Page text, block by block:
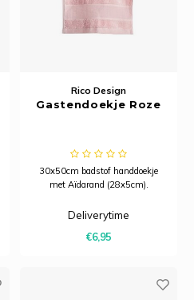
Rico Design
Gastendoekje Roze
30x50cm badstof handdoekje
met Aïdarand (28x5cm).
Deliverytime
€6,95